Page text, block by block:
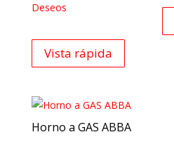
Deseos
Vista rápida
Horno a GAS ABBA